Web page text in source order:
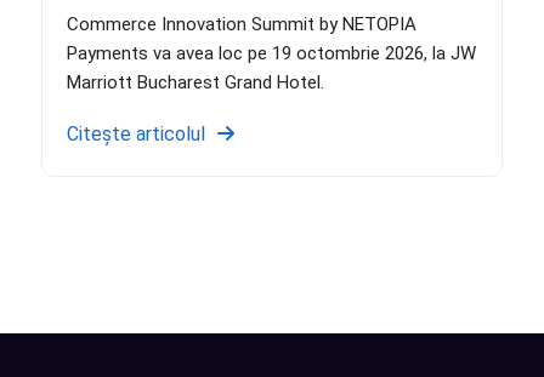
Commerce Innovation Summit by NETOPIA
Payments va avea loc pe 19 octombrie 2026, la JW
Marriott Bucharest Grand Hotel.
Citește articolul